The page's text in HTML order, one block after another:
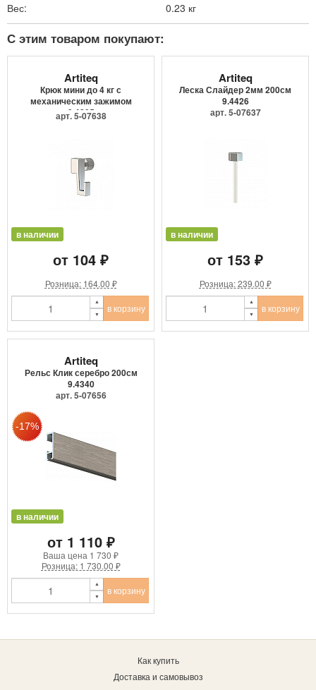
Вес:
0.23 кг
С этим товаром покупают:
Artiteq
Крюк мини до 4 кг с
механическим зажимом
9.4205
арт. 5-07638
в наличии
от 104 ₽
Розница: 164.00 ₽
в корзину
Artiteq
Леска Слайдер 2мм 200см
9.4426
арт. 5-07637
в наличии
от 153 ₽
Розница: 239.00 ₽
в корзину
Artiteq
Рельс Клик серебро 200см
9.4340
арт. 5-07656
в наличии
от 1 110 ₽
Ваша цена 1 730 ₽
Розница: 1 730.00 ₽
в корзину
Как купить
Доставка и самовывоз